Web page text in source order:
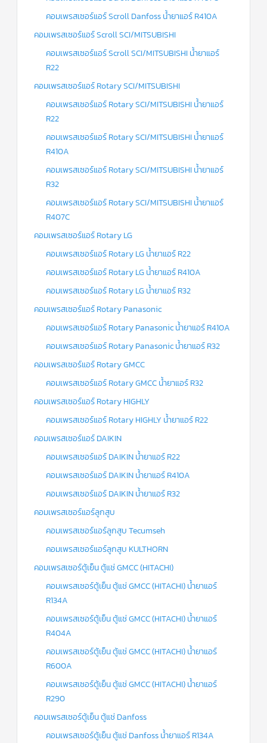
คอมเพรสเซอร์แอร์ Scroll Danfoss น้ำยาแอร์ R410A
คอมเพรสเซอร์แอร์ Scroll SCI/MITSUBISHI
คอมเพรสเซอร์แอร์ Scroll SCI/MITSUBISHI น้ำยาแอร์
R22
คอมเพรสเซอร์แอร์ Rotary SCI/MITSUBISHI
คอมเพรสเซอร์แอร์ Rotary SCI/MITSUBISHI น้ำยาแอร์
R22
คอมเพรสเซอร์แอร์ Rotary SCI/MITSUBISHI น้ำยาแอร์
R410A
คอมเพรสเซอร์แอร์ Rotary SCI/MITSUBISHI น้ำยาแอร์
R32
คอมเพรสเซอร์แอร์ Rotary SCI/MITSUBISHI น้ำยาแอร์
R407C
คอมเพรสเซอร์แอร์ Rotary LG
คอมเพรสเซอร์แอร์ Rotary LG น้ำยาแอร์ R22
คอมเพรสเซอร์แอร์ Rotary LG น้ำยาแอร์ R410A
คอมเพรสเซอร์แอร์ Rotary LG น้ำยาแอร์ R32
คอมเพรสเซอร์แอร์ Rotary Panasonic
คอมเพรสเซอร์แอร์ Rotary Panasonic น้ำยาแอร์ R410A
คอมเพรสเซอร์แอร์ Rotary Panasonic น้ำยาแอร์ R32
คอมเพรสเซอร์แอร์ Rotary GMCC
คอมเพรสเซอร์แอร์ Rotary GMCC น้ำยาแอร์ R32
คอมเพรสเซอร์แอร์ Rotary HIGHLY
คอมเพรสเซอร์แอร์ Rotary HIGHLY น้ำยาแอร์ R22
คอมเพรสเซอร์แอร์ DAIKIN
คอมเพรสเซอร์แอร์ DAIKIN น้ำยาแอร์ R22
คอมเพรสเซอร์แอร์ DAIKIN น้ำยาแอร์ R410A
คอมเพรสเซอร์แอร์ DAIKIN น้ำยาแอร์ R32
คอมเพรสเซอร์แอร์ลูกสูบ
คอมเพรสเซอร์แอร์ลูกสูบ Tecumseh
คอมเพรสเซอร์แอร์ลูกสูบ KULTHORN
คอมเพรสเซอร์ตู้เย็น ตู้แช่ GMCC (HITACHI)
คอมเพรสเซอร์ตู้เย็น ตู้แช่ GMCC (HITACHI) น้ำยาแอร์
R134A
คอมเพรสเซอร์ตู้เย็น ตู้แช่ GMCC (HITACHI) น้ำยาแอร์
R404A
คอมเพรสเซอร์ตู้เย็น ตู้แช่ GMCC (HITACHI) น้ำยาแอร์
R600A
คอมเพรสเซอร์ตู้เย็น ตู้แช่ GMCC (HITACHI) น้ำยาแอร์
R290
คอมเพรสเซอร์ตู้เย็น ตู้แช่ Danfoss
คอมเพรสเซอร์ตู้เย็น ตู้แช่ Danfoss น้ำยาแอร์ R134A